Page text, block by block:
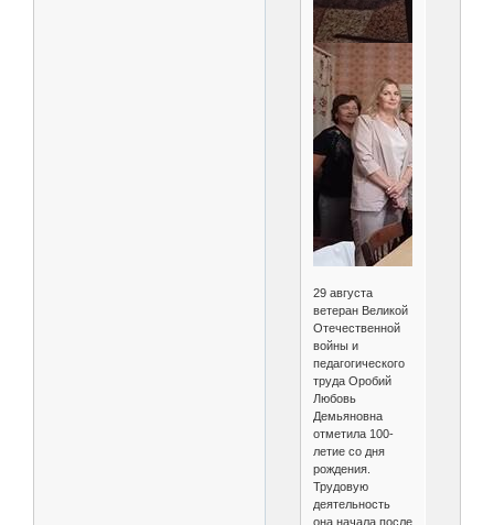
29 августа
ветеран Великой
Отечественной
войны и
педагогического
труда Оробий
Любовь
Демьяновна
отметила 100-
летие со дня
рождения.
Трудовую
деятельность
она начала после